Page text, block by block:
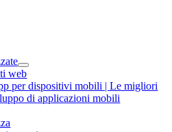
web
per dispositivi mobili | Le migliori
di applicazioni mobili